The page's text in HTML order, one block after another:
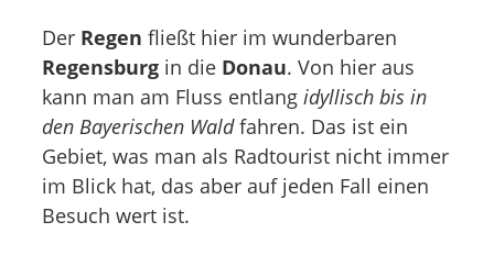
Der Regen fließt hier im wunderbaren
Regensburg in die Donau. Von hier aus
kann man am Fluss entlang idyllisch bis in
den Bayerischen Waldfahren. Das ist ein
Gebiet, was man als Radtourist nicht immer
im Blick hat, das aber auf jeden Fall einen
Besuch wert ist.